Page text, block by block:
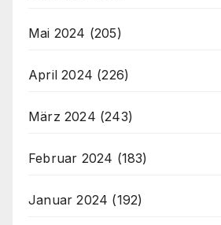
Mai 2024 (205)
April 2024 (226)
März 2024 (243)
Februar 2024 (183)
Januar 2024 (192)